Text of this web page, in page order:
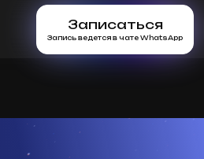
Записаться
Запись ведется в чате WhatsApp